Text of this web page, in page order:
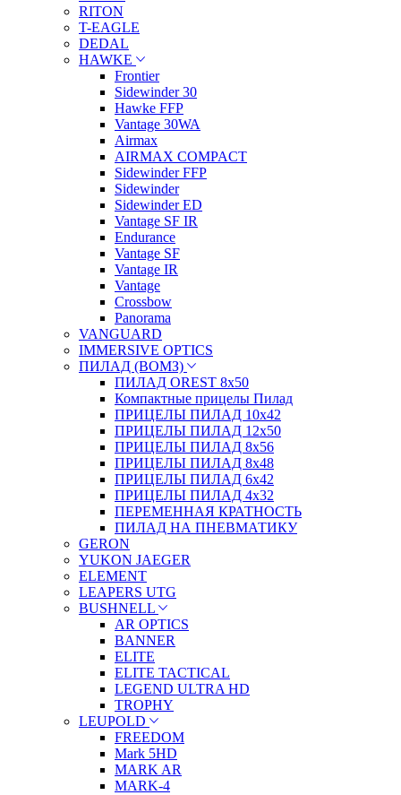
RITON
T-EAGLE
DEDAL
HAWKE
Frontier
Sidewinder 30
Hawke FFP
Vantage 30WA
Airmax
AIRMAX COMPACT
Sidewinder FFP
Sidewinder
Sidewinder ED
Vantage SF IR
Endurance
Vantage SF
Vantage IR
Vantage
Crossbow
Panorama
VANGUARD
IMMERSIVE OPTICS
ПИЛАД (ВОМЗ)
ПИЛАД OREST 8х50
Компактные прицелы Пилад
ПРИЦЕЛЫ ПИЛАД 10х42
ПРИЦЕЛЫ ПИЛАД 12х50
ПРИЦЕЛЫ ПИЛАД 8х56
ПРИЦЕЛЫ ПИЛАД 8х48
ПРИЦЕЛЫ ПИЛАД 6х42
ПРИЦЕЛЫ ПИЛАД 4х32
ПЕРЕМЕННАЯ КРАТНОСТЬ
ПИЛАД НА ПНЕВМАТИКУ
GERON
YUKON JAEGER
ELEMENT
LEAPERS UTG
BUSHNELL
AR OPTICS
BANNER
ELITE
ELITE TACTICAL
LEGEND ULTRA HD
TROPHY
LEUPOLD
FREEDOM
Mark 5HD
MARK AR
MARK-4